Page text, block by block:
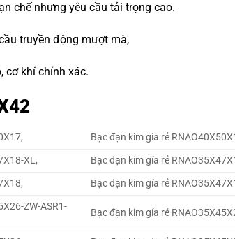
chế nhưng yêu cầu tải trọng cao.
truyền động mượt mà,
cơ khí chính xác.
Bạc đạn kim gía rẻ
XL,
Bạc đạn kim gía rẻ
Bạc đạn kim gía rẻ
ZW-ASR1-
Bạc đạn kim gía rẻ